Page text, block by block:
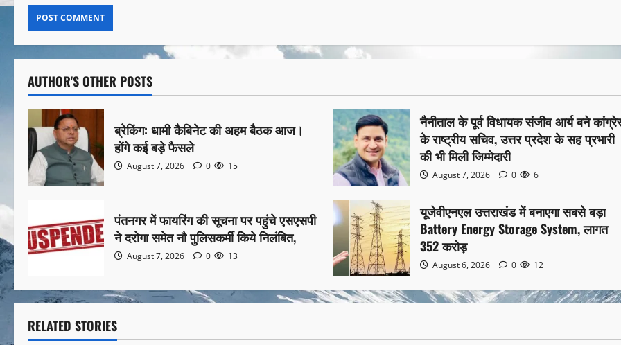
AUTHOR'S OTHER POSTS
ब्रेकिंग: धामी कैबिनेट की अहम बैठक आज।
होंगे कई बड़े फैसले
August 7, 2026 0 15
नैनीताल के पूर्व विधायक संजीव आर्य बने
के राष्ट्रीय सचिव, उत्तर प्रदेश के सह प्रभारी
की भी मिली जिम्मेदारी
August 7, 2026 0 6
पंतनगर में फायरिंग की सूचना पर पहुंचे एसएसपी
ने दरोगा समेत नौ पुलिसकर्मी किये निलंबित,
August 7, 2026 0 13
यूजेवीएनएल उत्तराखंड में बनाएगा सबसे बड़ा
Battery Energy Storage System, लागत
352 करोड़
August 6, 2026 0 12
RELATED STORIES